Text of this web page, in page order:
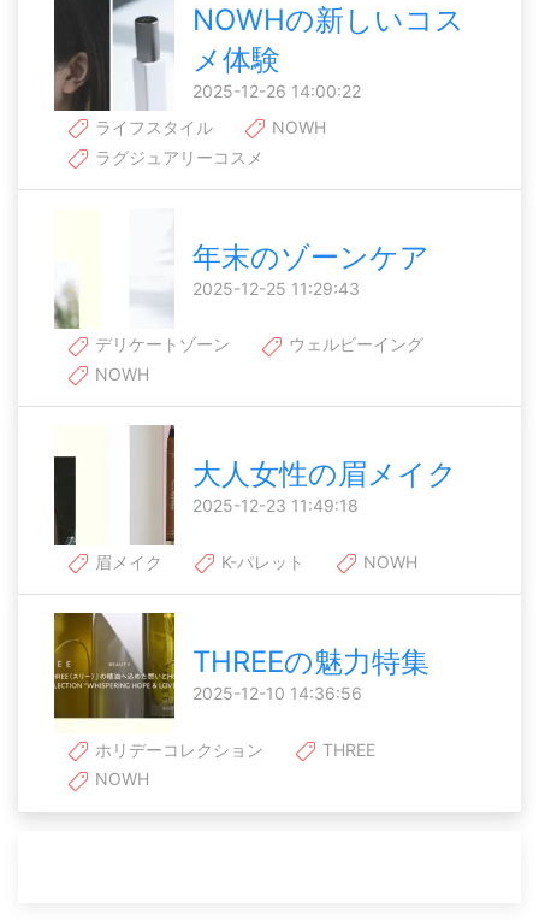
NOWHの新しいコス
メ体験
2025-12-26 14:00:22
ライフスタイル
NOWH
ラグジュアリーコスメ
年末のゾーンケア
2025-12-25 11:29:43
デリケートゾーン
ウェルビーイング
NOWH
大人女性の眉メイク
2025-12-23 11:49:18
眉メイク K-パレット NOWH
THREEの魅力特集
2025-12-10 14:36:56
ホリデーコレクション
THREE
NOWH